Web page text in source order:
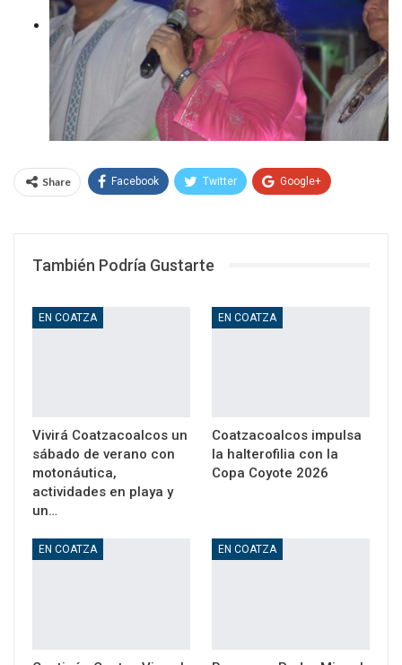
Share Facebook Twitter Google+
También Podría Gustarte
EN COATZA
Vivirá Coatzacoalcos un
sábado de verano con
motonáutica,
actividades en playa y
un…
EN COATZA
Coatzacoalcos impulsa
la halterofilia con la
Copa Coyote 2026
EN COATZA EN COATZA